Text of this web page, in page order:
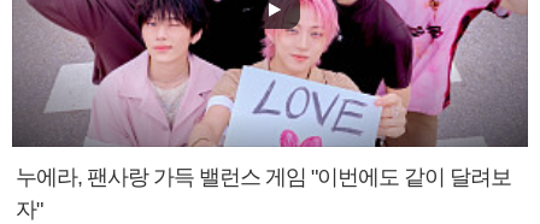
누에라, 팬사랑 가득 밸런스 게임 "이번에도 같이 달려보
자"